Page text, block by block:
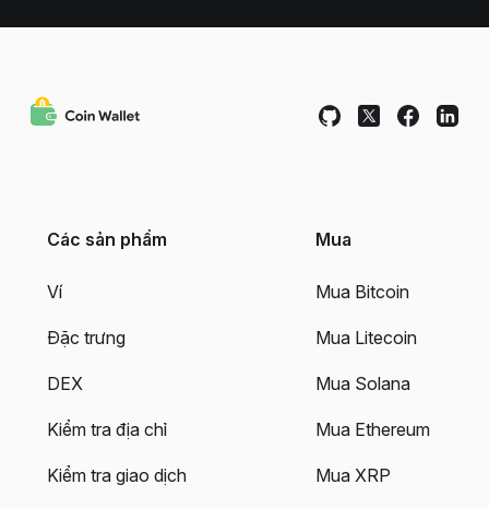
Các sản phẩm
Ví
Đặc trưng
DEX
Kiểm tra địa chỉ
Kiểm tra giao dịch
Mua
Mua Bitcoin
Mua Litecoin
Mua Solana
Mua Ethereum
Mua XRP